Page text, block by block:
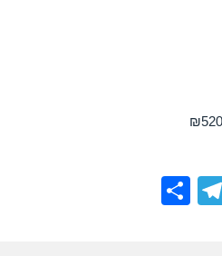
– ים המלח 12/12/2019
W
T